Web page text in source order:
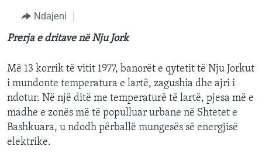
MJEDISI
KULTURË
SHËNDETËSI
INTERVISTA
DITARI
Ndajeni
Prerja e dritave në Nju Jork
Më 13 korrik të vitit 1977, banorët e qytetit të Nju Jorkut
i mundonte temperatura e lartë, zagushia dhe ajri i
ndotur. Në një ditë me temperaturë të lartë, pjesa më e
madhe e zonës më të populluar urbane në Shtetet e
Bashkuara, u ndodh përballë mungesës së energjisë
elektrike.